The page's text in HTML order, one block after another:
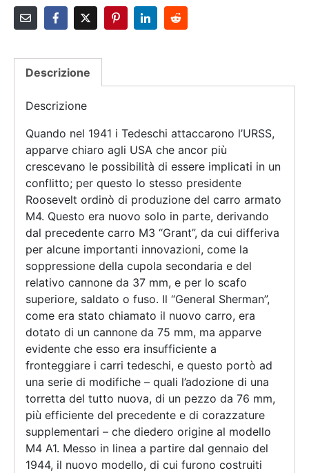
Descrizione
Descrizione
Quando nel 1941 i Tedeschi attaccarono l’URSS,
apparve chiaro agli USA che ancor più
crescevano le possibilità di essere implicati in un
conflitto; per questo lo stesso presidente
Roosevelt ordinò di produzione del carro armato
M4. Questo era nuovo solo in parte, derivando
dal precedente carro M3 “Grant”, da cui differiva
per alcune importanti innovazioni, come la
soppressione della cupola secondaria e del
relativo cannone da 37 mm, e per lo scafo
superiore, saldato o fuso. Il “General Sherman”,
come era stato chiamato il nuovo carro, era
dotato di un cannone da 75 mm, ma apparve
evidente che esso era insufficiente a
fronteggiare i carri tedeschi, e questo portò ad
una serie di modifiche – quali l’adozione di una
torretta del tutto nuova, di un pezzo da 76 mm,
più efficiente del precedente e di corazzature
supplementari – che diedero origine al modello
M4 A1. Messo in linea a partire dal gennaio del
1944, il nuovo modello, di cui furono costruiti